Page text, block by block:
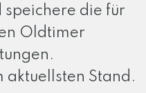
speichere die für
Oldtimer
aktuellsten Stand.